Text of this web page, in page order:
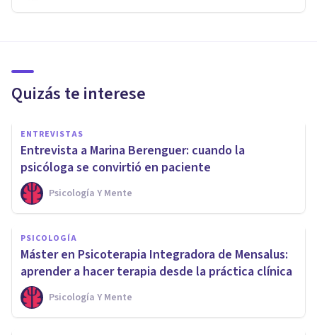
Quizás te interese
ENTREVISTAS
Entrevista a Marina Berenguer: cuando la
psicóloga se convirtió en paciente
Psicología Y Mente
PSICOLOGÍA
Máster en Psicoterapia Integradora de Mensalus:
aprender a hacer terapia desde la práctica clínica
Psicología Y Mente